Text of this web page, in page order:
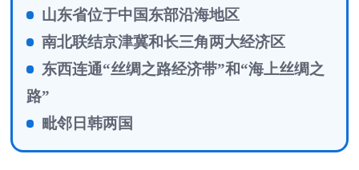
山东省位于中国东部沿海地区
南北联结京津冀和长三角两大经济区
东西连通“丝绸之路经济带”和“海上丝绸之
路”
毗邻日韩两国